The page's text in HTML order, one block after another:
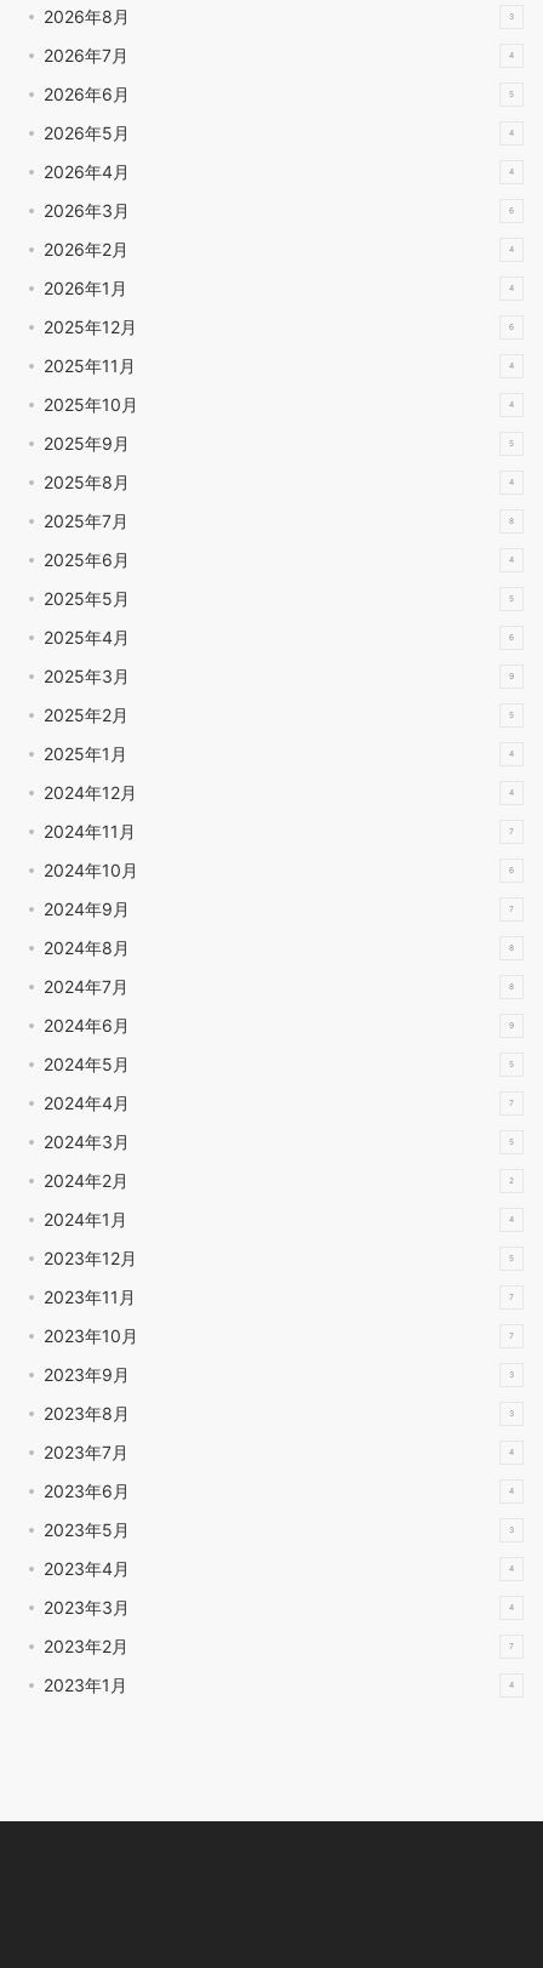
2026年8月 3
2026年7月 4
2026年6月 5
2026年5月 4
2026年4月 4
2026年3月 6
2026年2月 4
2026年1月 4
2025年12月 6
2025年11月 4
2025年10月 4
2025年9月 5
2025年8月 4
2025年7月 8
2025年6月 4
2025年5月 5
2025年4月 6
2025年3月 9
2025年2月 5
2025年1月 4
2024年12月 4
2024年11月 7
2024年10月 6
2024年9月 7
2024年8月 8
2024年7月 8
2024年6月 9
2024年5月 5
2024年4月 7
2024年3月 5
2024年2月 2
2024年1月 4
2023年12月 5
2023年11月 7
2023年10月 7
2023年9月 3
2023年8月 3
2023年7月 4
2023年6月 4
2023年5月 3
2023年4月 4
2023年3月 4
2023年2月 7
2023年1月 4